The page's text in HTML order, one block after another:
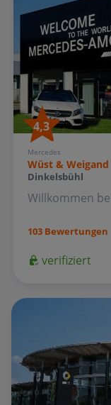
4,3
Mercedes
Wüst & Weigand
Dinkelsbühl
Willkommen
103 Bewertungen
verifiziert